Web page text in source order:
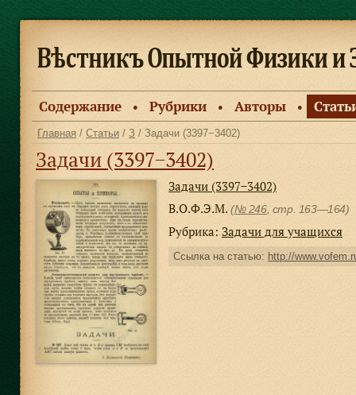
Содержание ● Рубрики ● Авторы ●
Главная / Статьи / З / Задачи (3397−3402)
Задачи (3397−3402)
Задачи (3397−3402)
В.О.Ф.Э.М. (№ 246, стр. 163—164)
Рубрика: Задачи для учащихся
Ссылка на статью: http://